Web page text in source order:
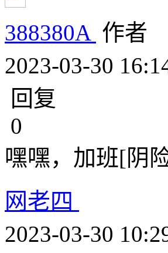
388380A 作者
2023-03-30
回复
0
嘿嘿，加班[阴
网老四
2023-03-30